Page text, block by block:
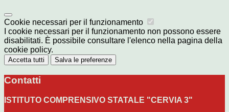
Cookie necessari per il funzionamento
I cookie necessari per il funzionamento non possono essere
disabilitati. È possibile consultare l'elenco nella pagina della
cookie policy.
Accetta tutti Salva le preferenze
Contatti
ISTITUTO COMPRENSIVO STATALE "CERVIA 3"